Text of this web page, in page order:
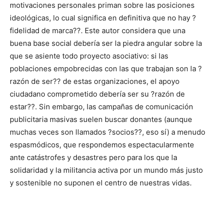
motivaciones personales priman sobre las posiciones
ideológicas, lo cual significa en definitiva que no hay ?
fidelidad de marca??. Este autor considera que una
buena base social debería ser la piedra angular sobre la
que se asiente todo proyecto asociativo: si las
poblaciones empobrecidas con las que trabajan son la ?
razón de ser?? de estas organizaciones, el apoyo
ciudadano comprometido debería ser su ?razón de
estar??. Sin embargo, las campañas de comunicación
publicitaria masivas suelen buscar donantes (aunque
muchas veces son llamados ?socios??, eso sí) a menudo
espasmódicos, que respondemos espectacularmente
ante catástrofes y desastres pero para los que la
solidaridad y la militancia activa por un mundo más justo
y sostenible no suponen el centro de nuestras vidas.